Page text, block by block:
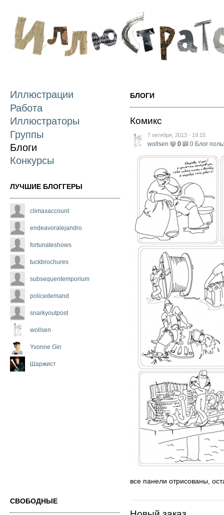
Иллюстрации
Работа
Иллюстраторы
Группы
Блоги
Конкурсы
ЛУЧШИЕ БЛОГГЕРЫ
climaxaccount
endeavoralejandro
fortunateshows
tuckbrochures
subsequentemporium
policedemand
snarkyoutpost
wollsen
Yvonne Gin
Шаржист
СВОБОДНЫЕ
БЛОГИ
Комикс
7 октября, 2013 - 19:15
wollsen 0 0 Блог
все панели отрисованы,